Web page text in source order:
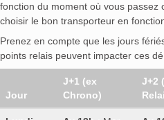
fonction du moment où vous passez
choisir le bon transporteur en
Prenez en compte que les jours
points relais peuvent impacter ces
Jour
J+1 (ex
Chrono)
J+2